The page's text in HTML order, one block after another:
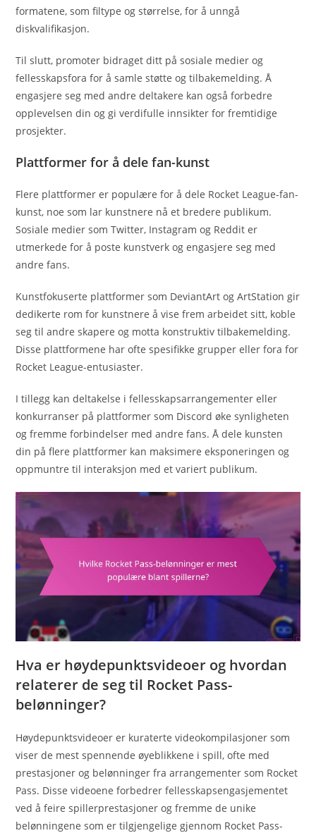
formatene, som filtype og størrelse, for å unngå
diskvalifikasjon.
Til slutt, promoter bidraget ditt på sosiale medier og
fellesskapsfora for å samle støtte og tilbakemelding. Å
engasjere seg med andre deltakere kan også forbedre
opplevelsen din og gi verdifulle innsikter for fremtidige
prosjekter.
Plattformer for å dele fan-kunst
Flere plattformer er populære for å dele Rocket League-fan-
kunst, noe som lar kunstnere nå et bredere publikum.
Sosiale medier som Twitter, Instagram og Reddit er
utmerkede for å poste kunstverk og engasjere seg med
andre fans.
Kunstfokuserte plattformer som DeviantArt og ArtStation gir
dedikerte rom for kunstnere å vise frem arbeidet sitt, koble
seg til andre skapere og motta konstruktiv tilbakemelding.
Disse plattformene har ofte spesifikke grupper eller fora for
Rocket League-entusiaster.
I tillegg kan deltakelse i fellesskapsarrangementer eller
konkurranser på plattformer som Discord øke synligheten
og fremme forbindelser med andre fans. Å dele kunsten
din på flere plattformer kan maksimere eksponeringen og
oppmuntre til interaksjon med et variert publikum.
Hva er høydepunktsvideoer og hvordan
relaterer de seg til Rocket Pass-
belønninger?
Høydepunktsvideoer er kuraterte videokompilasjoner som
viser de mest spennende øyeblikkene i spill, ofte med
prestasjoner og belønninger fra arrangementer som Rocket
Pass. Disse videoene forbedrer fellesskapsengasjementet
ved å feire spillerprestasjoner og fremme de unike
belønningene som er tilgjengelige gjennom Rocket Pass-